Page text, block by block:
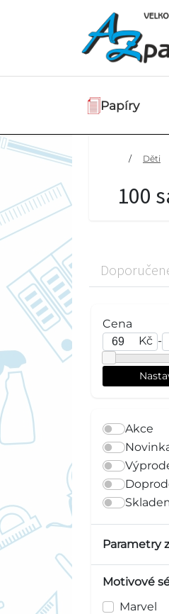
Papíry
/ Děti
100
Cena
Kč -
Akce
Parametry
Motivové
Marvel